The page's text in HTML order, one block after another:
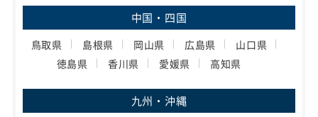
中国・四国
鳥取県 島根県 岡山県 広島県
山口県
徳島県
香川県 愛媛県 高知県
九州・沖縄